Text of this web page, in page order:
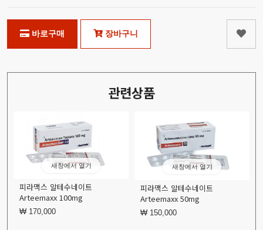
바로구매 장바구니
관련상품
새창에서 열기
피라맥스 알테수네이트
Arteemaxx 100mg
₩ 170,000
새창에서 열기
피라맥스 알테수네이트
Arteemaxx 50mg
₩ 150,000